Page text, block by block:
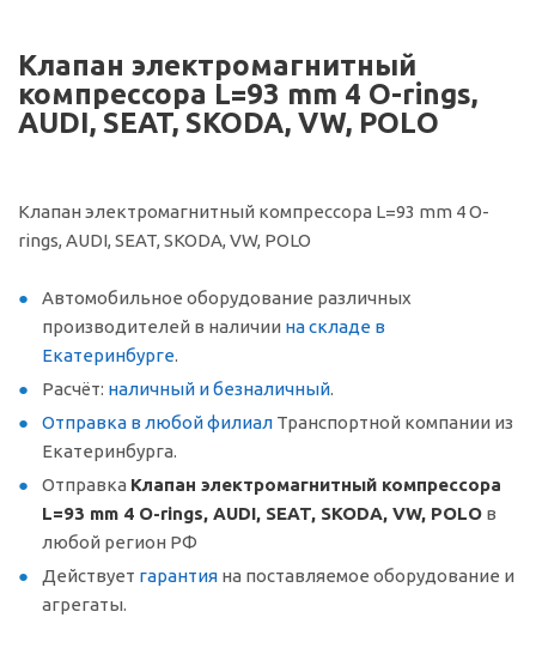
Клапан электромагнитный
компрессора L=93 mm 4 O-rings,
AUDI, SEAT, SKODA, VW, POLO
Клапан электромагнитный компрессора L=93 mm 4 O-
rings, AUDI, SEAT, SKODA, VW, POLO
Автомобильное оборудование различных
производителей в наличии на складе в
Екатеринбурге.
Расчёт: наличный и безналичный.
Отправка в любой филиал Транспортной компании из
Екатеринбурга.
Отправка Клапан электромагнитный компрессора
L=93 mm 4 O-rings, AUDI, SEAT, SKODA, VW, POLO в
любой регион РФ
Действует гарантия на поставляемое оборудование и
агрегаты.